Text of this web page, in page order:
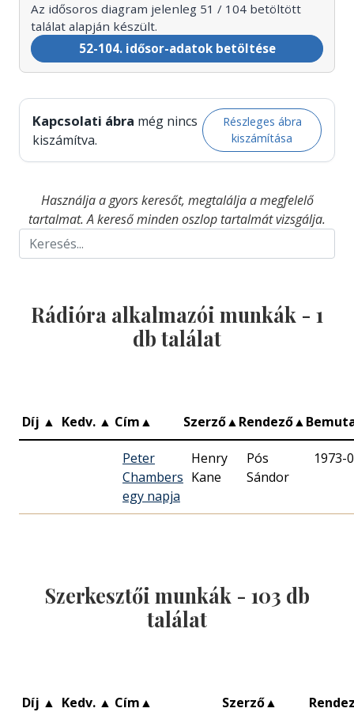
Az idősoros diagram jelenleg 51 / 104 betöltött
találat alapján készült.
52-104. idősor-adatok betöltése
Kapcsolati ábra még nincs
kiszámítva.
Részleges ábra
kiszámítása
Használja a gyors keresőt, megtalálja a megfelelő
tartalmat. A kereső minden oszlop tartalmát vizsgálja.
Rádióra alkalmazói munkák - 1
db találat
Díj ▲ Kedv. ▲ Cím▲ Szerző▲Rendező▲
Peter
Chambers
egy napja
Henry
Kane
Pós
Sándor
1973-
Szerkesztői munkák - 103 db
találat
Díj ▲ Kedv. ▲ Cím▲ Szerző▲